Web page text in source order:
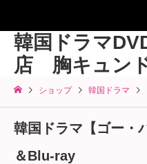
韓国ドラマ
店 胸キュン
ショップ 韓国ドラマ
韓国ドラマ【ゴー
＆Blu-ray